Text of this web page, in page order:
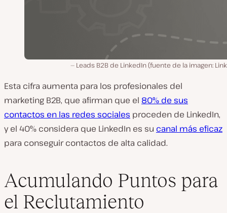
Leads B2B de LinkedIn (fuente de la imagen:
Esta cifra aumenta para los profesionales del
marketing B2B, que afirman que el 80% de sus
contactos en las redes sociales proceden de LinkedIn,
y el 40% considera que LinkedIn es su canal más eficaz
para conseguir contactos de alta calidad.
Acumulando Puntos para
el Reclutamiento